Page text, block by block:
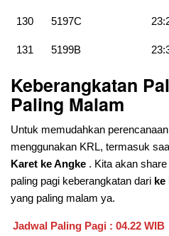
130 5197C
131 5199B
Keberangkatan
Paling Malam
Untuk memudahkan
menggunakan KRL, termasuk
Karet ke Angke . Kita akan
paling pagi keberangkatan dari ke
yang paling malam ya.
Jadwal Paling Pagi : 04.22 WIB